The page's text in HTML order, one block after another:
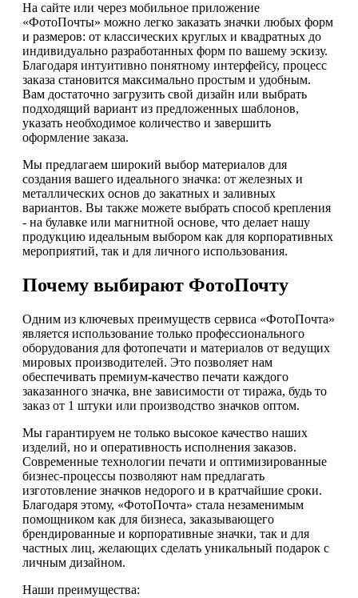
На сайте или через мобильное приложение
«ФотоПочты» можно легко заказать значки любых форм
и размеров: от классических круглых и квадратных до
индивидуально разработанных форм по вашему эскизу.
Благодаря интуитивно понятному интерфейсу, процесс
заказа становится максимально простым и удобным.
Вам достаточно загрузить свой дизайн или выбрать
подходящий вариант из предложенных шаблонов,
указать необходимое количество и завершить
оформление заказа.
Мы предлагаем широкий выбор материалов для
создания вашего идеального значка: от железных и
металлических основ до закатных и заливных
вариантов. Вы также можете выбрать способ крепления
- на булавке или магнитной основе, что делает нашу
продукцию идеальным выбором как для корпоративных
мероприятий, так и для личного использования.
Почему выбирают ФотоПочту
Одним из ключевых преимуществ сервиса «ФотоПочта»
является использование только профессионального
оборудования для фотопечати и материалов от ведущих
мировых производителей. Это позволяет нам
обеспечивать премиум-качество печати каждого
заказанного значка, вне зависимости от тиража, будь то
заказ от 1 штуки или производство значков оптом.
Мы гарантируем не только высокое качество наших
изделий, но и оперативность исполнения заказов.
Современные технологии печати и оптимизированные
бизнес-процессы позволяют нам предлагать
изготовление значков недорого и в кратчайшие сроки.
Благодаря этому, «ФотоПочта» стала незаменимым
помощником как для бизнеса, заказывающего
брендированные и корпоративные значки, так и для
частных лиц, желающих сделать уникальный подарок с
личным дизайном.
Наши преимущества: